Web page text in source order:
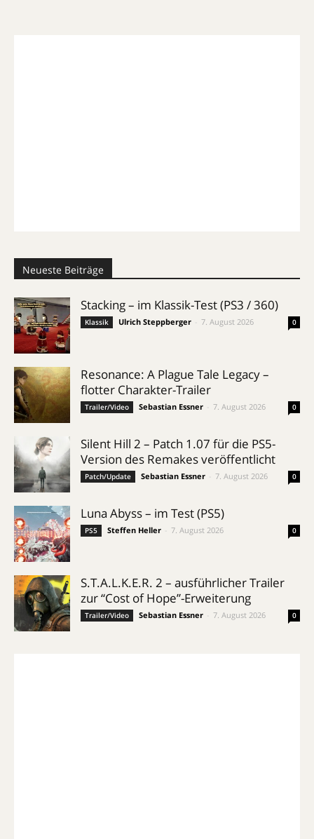
Neueste Beiträge
Stacking – im Klassik-Test (PS3 / 360)
Klassik Ulrich Steppberger 7. August 2026 0
Resonance: A Plague Tale Legacy –
flotter Charakter-Trailer
Trailer/Video Sebastian Essner 7. August 2026 0
Silent Hill 2 – Patch 1.07 für die PS5-
Version des Remakes veröffentlicht
Patch/Update Sebastian Essner 7. August 2026 0
Luna Abyss – im Test (PS5)
PS5 Steffen Heller 7. August 2026 0
S.T.A.L.K.E.R. 2 – ausführlicher Trailer
zur “Cost of Hope”-Erweiterung
Trailer/Video Sebastian Essner 7. August 2026 0